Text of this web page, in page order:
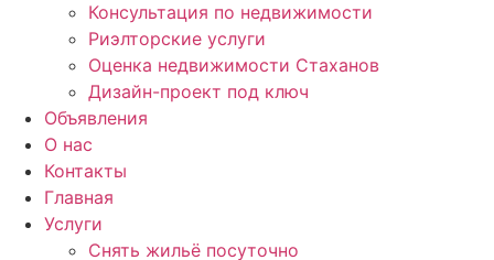
Консультация по недвижимости
Риэлторские услуги
Оценка недвижимости Стаханов
Дизайн-проект под ключ
Объявления
О нас
Контакты
Главная
Услуги
Снять жильё посуточно